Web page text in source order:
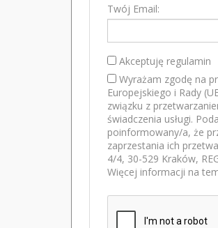
Twój Email:
Akceptuję regulamin
Wyrażam zgodę na
Europejskiego i Rady
związku z
świadczenia usługi.
poinformowany/a, że
zaprzestania ich
4/4, 30-529 Kraków,
Więcej informacji na